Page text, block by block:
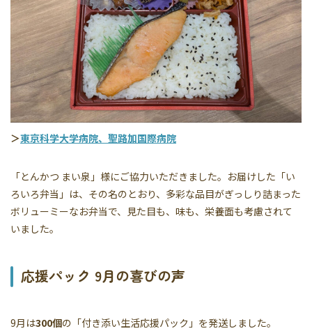
＞東京科学大学病院、聖路加国際病院
「とんかつ まい泉」様にご協力いただきました。お届けした「い
ろいろ弁当」は、その名のとおり、多彩な品目がぎっしり詰まった
ボリューミーなお弁当で、見た目も、味も、栄養面も考慮されて
いました。
応援パック 9月の喜びの声
9月は300個の「付き添い生活応援パック」を発送しました。